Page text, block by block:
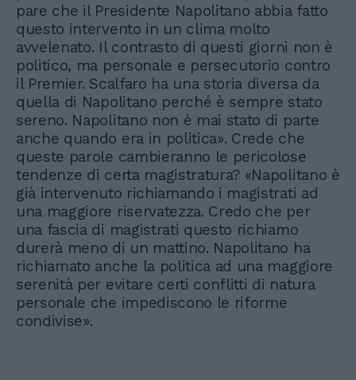
pare che il Presidente Napolitano abbia fatto
questo intervento in un clima molto
avvelenato. Il contrasto di questi giorni non è
politico, ma personale e persecutorio contro
il Premier. Scalfaro ha una storia diversa da
quella di Napolitano perché è sempre stato
sereno. Napolitano non è mai stato di parte
anche quando era in politica». Crede che
queste parole cambieranno le pericolose
tendenze di certa magistratura? «Napolitano è
già intervenuto richiamando i magistrati ad
una maggiore riservatezza. Credo che per
una fascia di magistrati questo richiamo
durerà meno di un mattino. Napolitano ha
richiamato anche la politica ad una maggiore
serenità per evitare certi conflitti di natura
personale che impediscono le riforme
condivise».